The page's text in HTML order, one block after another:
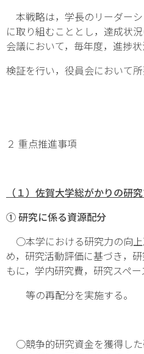
本戦略は，学長のリーダー
に取り組むこととし，達成状
会議において，毎年度，進捗
検証を行い，役員会において所
２ 重点推進事項
（１）佐賀大学総がかりの研
① 研究に係る資源配分
○本学における研究力の向
め，研究活動評価に基づき，
もに，学内研究費，研究スペー
等の再配分を実施する。
○競争的研究資金を獲得し